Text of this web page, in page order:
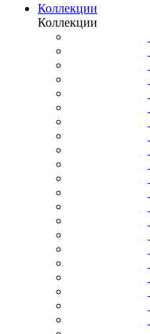
Коллекции
Коллекции